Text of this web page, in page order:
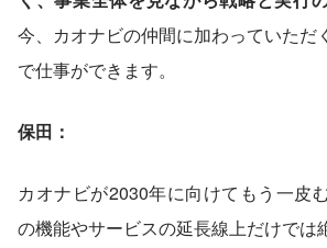
今、カオナビの仲間に加わっていただ
で仕事ができます。
保田：
カオナビが2030年に向けてもう一皮
の機能やサービスの延長線上だけでは